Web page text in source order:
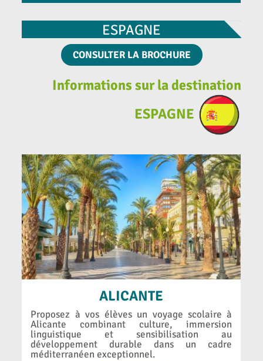
ESPAGNE
CONSULTER LA BROCHURE
Informations sur la destination
ESPAGNE
ALICANTE
Proposez à vos élèves un voyage scolaire à
Alicante combinant culture, immersion
linguistique et sensibilisation au
développement durable dans un cadre
méditerranéen exceptionnel.